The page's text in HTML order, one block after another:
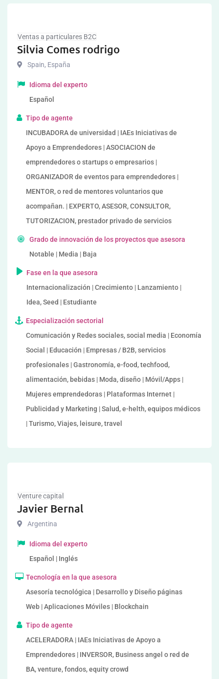
Ventas a particulares B2C
Silvia Comes rodrigo
Spain, España
Idioma del experto
Español
Tipo de agente
INCUBADORA de universidad | IAEs Iniciativas de
Apoyo a Emprendedores | ASOCIACION de
emprendedores o startups o empresarios |
ORGANIZADOR de eventos para emprendedores |
MENTOR, o red de mentores voluntarios que
acompañan. | EXPERTO, ASESOR, CONSULTOR,
TUTORIZACION, prestador privado de servicios
Grado de innovación de los proyectos que asesora
Notable | Media | Baja
Fase en la que asesora
Internacionalización | Crecimiento | Lanzamiento |
Idea, Seed | Estudiante
Especialización sectorial
Comunicación y Redes sociales, social media | Economía
Social | Educación | Empresas / B2B, servicios
profesionales | Gastronomía, e-food, techfood,
alimentación, bebidas | Moda, diseño | Móvil/Apps |
Mujeres emprendedoras | Plataformas Internet |
Publicidad y Marketing | Salud, e-helth, equipos médicos
| Turismo, Viajes, leisure, travel
Venture capital
Javier Bernal
Argentina
Idioma del experto
Español | Inglés
Tecnología en la que asesora
Asesoría tecnológica | Desarrollo y Diseño páginas
Web | Aplicaciones Móviles | Blockchain
Tipo de agente
ACELERADORA | IAEs Iniciativas de Apoyo a
Emprendedores | INVERSOR, Business angel o red de
BA, venture, fondos, equity crowd